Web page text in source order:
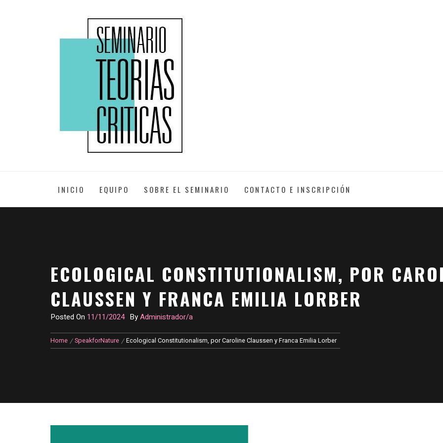
TEORÍAS
CRÍTICAS
INICIO EQUIPO SOBRE EL SEMINARIO CONTACTO E INSCRIPCIÓN
ECOLOGICAL CONSTITUTIONALISM, POR
CLAUSSEN Y FRANCA EMILIA LORBER
Posted On 11/11/2024 ByAdministrador/a
Home SpeakforNature Ecological Constitutionalism, por Caroline Claussen y Franca Emilia Lorber